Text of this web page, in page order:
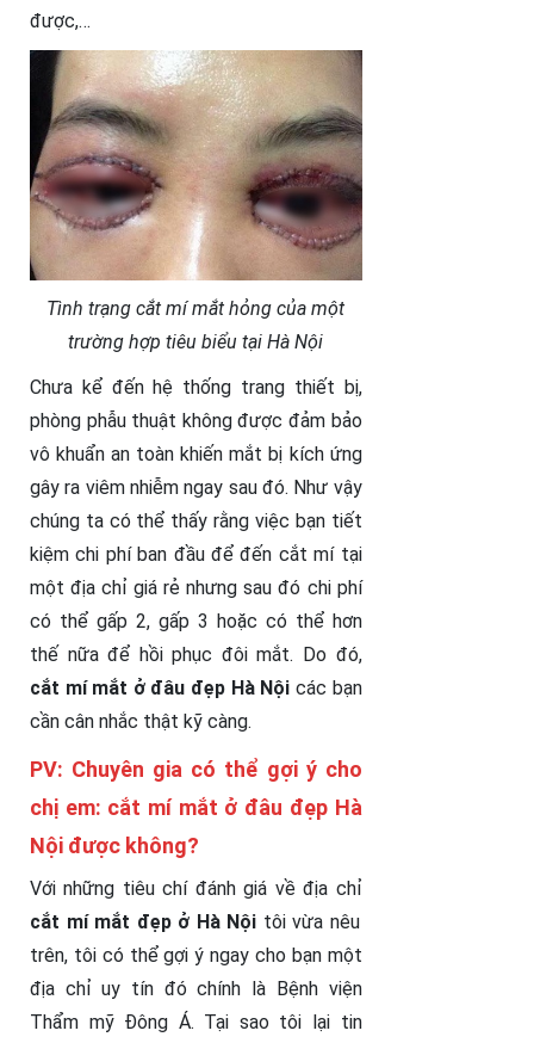
được,…
Tình trạng cắt mí mắt hỏng của một
trường hợp tiêu biểu tại Hà Nội
Chưa kể đến hệ thống trang thiết bị,
phòng phẫu thuật không được đảm bảo
vô khuẩn an toàn khiến mắt bị kích ứng
gây ra viêm nhiễm ngay sau đó. Như vậy
chúng ta có thể thấy rằng việc bạn tiết
kiệm chi phí ban đầu để đến cắt mí tại
một địa chỉ giá rẻ nhưng sau đó chi phí
có thể gấp 2, gấp 3 hoặc có thể hơn
thế nữa để hồi phục đôi mắt. Do đó,
cắt mí mắt ở đâu đẹp Hà Nội các bạn
cần cân nhắc thật kỹ càng.
PV: Chuyên gia có thể gợi ý cho
chị em: cắt mí mắt ở đâu đẹp Hà
Nội được không?
Với những tiêu chí đánh giá về địa chỉ
cắt mí mắt đẹp ở Hà Nội tôi vừa nêu
trên, tôi có thể gợi ý ngay cho bạn một
địa chỉ uy tín đó chính là Bệnh viện
Thẩm mỹ Đông Á. Tại sao tôi lại tin